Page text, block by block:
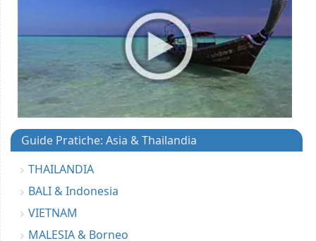
Guide Pratiche: Asia & Thailandia
THAILANDIA
BALI & Indonesia
VIETNAM
MALESIA & Borneo